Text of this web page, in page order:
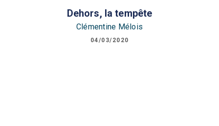
Dehors, la tempête
Clémentine Mélois
04/03/2020